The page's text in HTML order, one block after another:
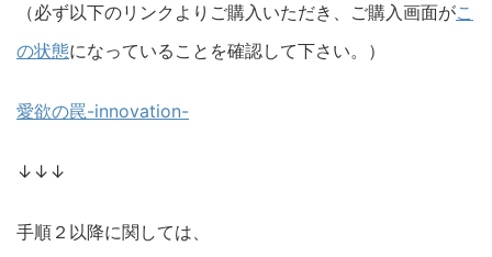
（必ず以下のリンクよりご購入いただき、ご購入画面がこ
の状態になっていることを確認して下さい。）
愛欲の罠-innovation-
↓↓↓
手順２以降に関しては、